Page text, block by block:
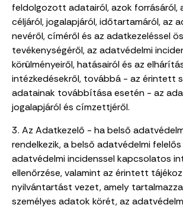
feldolgozott adatairól, azok forrásáról,
céljáról, jogalapjáról, időtartamáról, az
nevéről, címéről és az adatkezeléssel
tevékenységéről, az adatvédelmi
körülményeiről, hatásairól és az
intézkedésekről, továbbá - az érintett
adatainak továbbítása esetén - az
jogalapjáról és címzettjéről.
3. Az Adatkezelő - ha belső
rendelkezik, a belső adatvédelmi
adatvédelmi incidenssel kapcsolatos
ellenőrzése, valamint az érintett
nyilvántartást vezet, amely
személyes adatok körét, az